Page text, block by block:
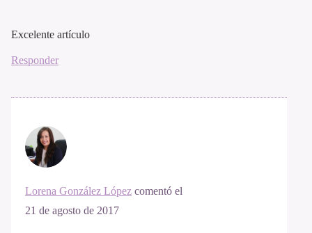
Excelente artículo
Responder
Lorena González López comentó el
21 de agosto de 2017